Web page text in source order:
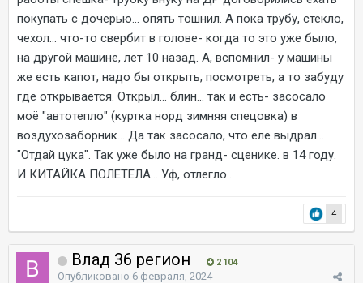
покупать с дочерью... опять тошнил. А пока трубу, стекло,
чехол... что-то свербит в голове- когда то это уже было,
на другой машине, лет 10 назад. А, вспомнил- у машины
же есть капот, надо бы открыть, посмотреть, а то забуду
где открывается. Открыл... блин... так и есть- засосало
моё "автотепло" (куртка норд зимняя спецовка) в
воздухозаборник... Да так засосало, что еле выдрал...
"Отдай цука". Так уже было на гранд- сценике. в 14 году.
И КИТАЙКА ПОЛЕТЕЛА... Уф, отлегло...
4
Влад 36 регион 2 104
Опубликовано 6 февраля, 2024